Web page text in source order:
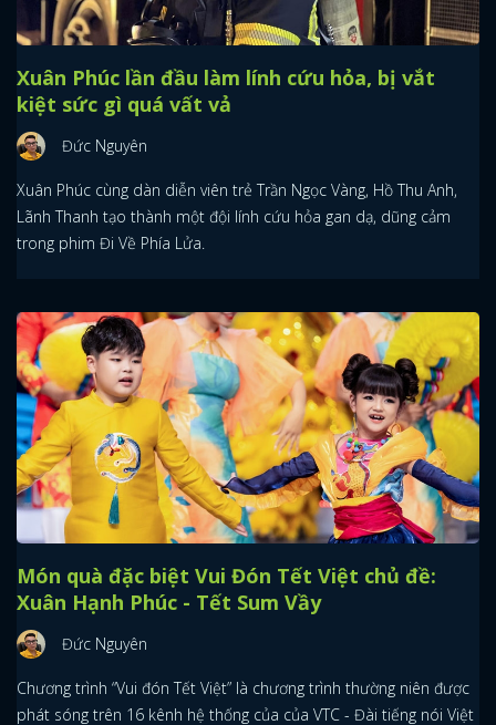
Xuân Phúc lần đầu làm lính cứu hỏa, bị vắt
kiệt sức gì quá vất vả
Đức Nguyên
Xuân Phúc cùng dàn diễn viên trẻ Trần Ngọc Vàng, Hồ Thu Anh,
Lãnh Thanh tạo thành một đội lính cứu hỏa gan dạ, dũng cảm
trong phim Đi Về Phía Lửa.
Món quà đặc biệt Vui Đón Tết Việt chủ đề:
Xuân Hạnh Phúc - Tết Sum Vầy
Đức Nguyên
Chương trình “Vui đón Tết Việt” là chương trình thường niên được
phát sóng trên 16 kênh hệ thống của của VTC - Đài tiếng nói Việt